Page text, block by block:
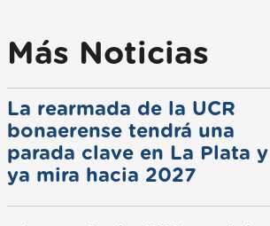
Más Noticias
La rearmada de la UCR
bonaerense tendrá una
parada clave en La Plata y
ya mira hacia 2027